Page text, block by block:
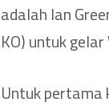
adalah Ian
KO) untuk
Untuk pertama